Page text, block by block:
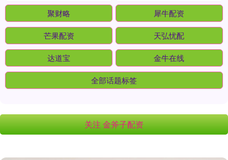
聚财略 犀牛配资
芒果配资 天弘忧配
达道宝 金牛在线
全部话题标签
关注 金斧子配资